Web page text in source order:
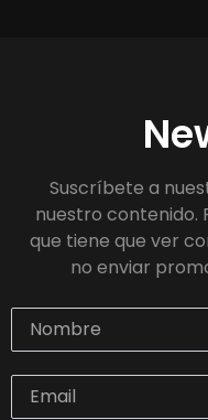
Suscríbete a
nuestro contenido.
que tiene que ver
no enviar